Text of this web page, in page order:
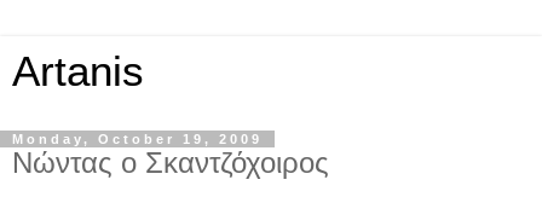
Artanis
Monday, October 19, 2009
Νώντας ο Σκαντζόχοιρος